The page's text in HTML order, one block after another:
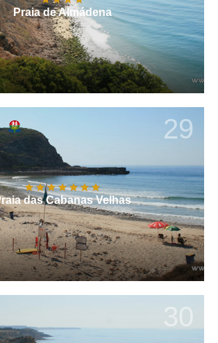
Praia de Almádena
29
das Cabanas Velhas
30